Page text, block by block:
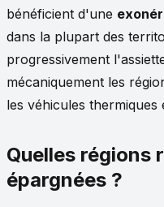
bénéficient d'une
dans la plupart des
progressivement
mécaniquement les
les véhicules
Quelles régions
épargnées ?